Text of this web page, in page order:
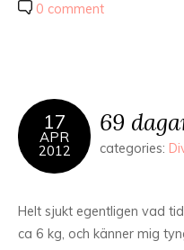
0 comment
17
APR
2012
69
categories:
Helt sjukt egentligen vad
ca 6 kg, och känner mig